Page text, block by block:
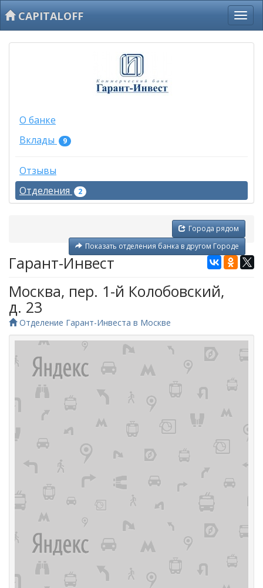
CAPITALOFF
О банке
Вклады
9
Отзывы
Отделения
2
Города рядом
Показать отделения банка в другом Городе
Гарант-Инвест
Москва, пер. 1-й Колобовский,
д. 23
Отделение Гарант-Инвеста в Москве